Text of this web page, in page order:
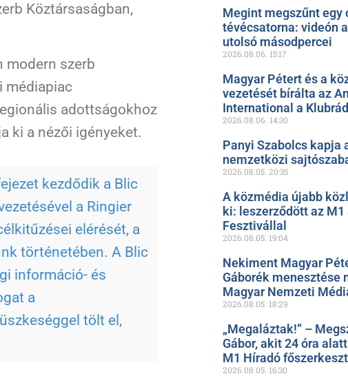
Köztársaságban,
modern szerb
médiapiac
adottságokhoz
ki a nézői igényeket.
kezdődik a Blic
a Ringier
elérését, a
történetében. A Blic
információ- és
a
tölt el,
Megint megszűnt egy
tévécsatorna: videón
utolsó másodpercei
2026.08.06. 15:17
Magyar Pétert és a
vezetését bírálta az
International a
2026.08.06. 14:30
Panyi Szabolcs kapja
nemzetközi
2026.08.05. 20:35
A közmédia újabb
ki: leszerződött az M1
Fesztivállal
2026.08.05. 19:04
Nekiment Magyar
Gáborék menesztése
Magyar Nemzeti
2026.08.05. 18:29
„Megaláztak!” –
Gábor, akit 24 óra
M1 Híradó
2026.08.05. 16:30